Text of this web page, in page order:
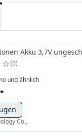
Akku 3,7V
0
und ähnlich
*
Co.,